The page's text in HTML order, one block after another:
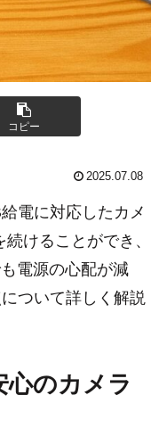
コピー
2025.07.08
電に対応したカメ
けることができ、
電源の心配が減
ついて詳しく解説
心のカメラ